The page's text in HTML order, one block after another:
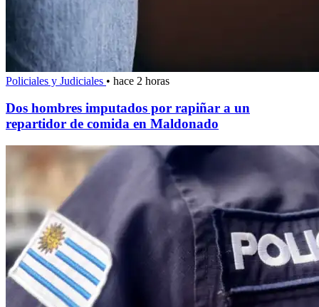
Policiales y Judiciales • hace 2 horas
Dos hombres imputados por rapiñar a un
repartidor de comida en Maldonado